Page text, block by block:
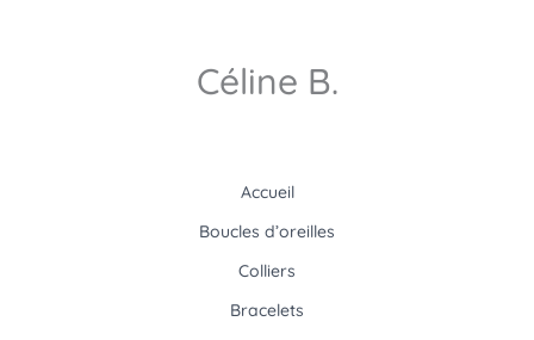
Céline B.
Accueil
Boucles d’oreilles
Colliers
Bracelets